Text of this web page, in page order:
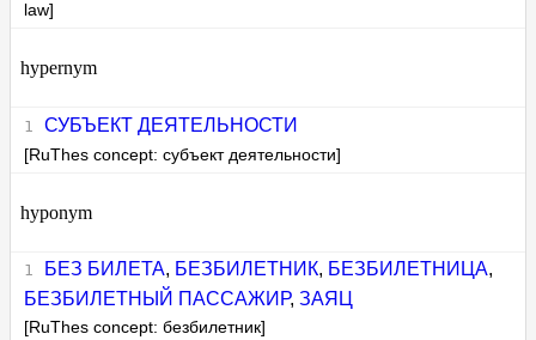
law]
hypernym
СУБЪЕКТ ДЕЯТЕЛЬНОСТИ
[RuThes concept: субъект деятельности]
hyponym
БЕЗ БИЛЕТА, БЕЗБИЛЕТНИК, БЕЗБИЛЕТНИЦА,
БЕЗБИЛЕТНЫЙ ПАССАЖИР,ЗАЯЦ
[RuThes concept: безбилетник]